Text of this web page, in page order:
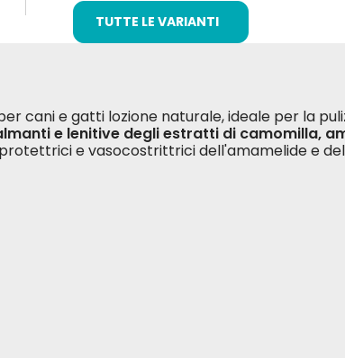
TUTTE LE VARIANTI
cani e gatti lozione naturale, ideale per la
e lenitive degli estratti di camomilla,
e vasocostrittrici dell'amamelide e